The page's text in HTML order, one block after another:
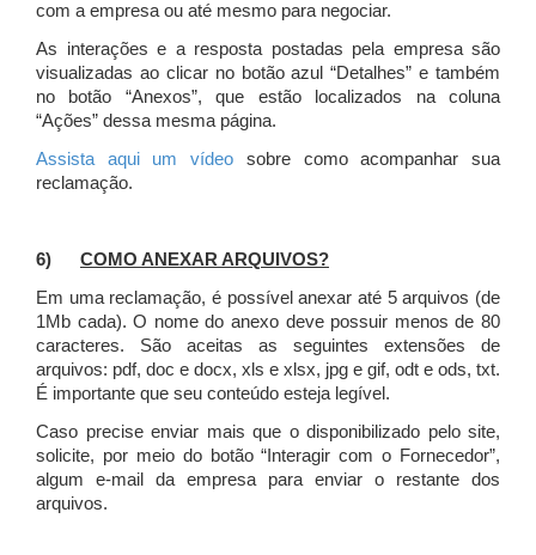
com a empresa ou até mesmo para negociar.
As interações e a resposta postadas pela empresa são
visualizadas ao clicar no botão azul “Detalhes” e também
no botão “Anexos”, que estão localizados na coluna
“Ações” dessa mesma página.
Assista aqui um vídeo sobre como acompanhar sua
reclamação.
6) COMO ANEXAR ARQUIVOS?
Em uma reclamação, é possível anexar até 5 arquivos (de
1Mb cada). O nome do anexo deve possuir menos de 80
caracteres. São aceitas as seguintes extensões de
arquivos: pdf, doc e docx, xls e xlsx, jpg e gif, odt e ods, txt.
É importante que seu conteúdo esteja legível.
Caso precise enviar mais que o disponibilizado pelo site,
solicite, por meio do botão “Interagir com o Fornecedor”,
algum e-mail da empresa para enviar o restante dos
arquivos.